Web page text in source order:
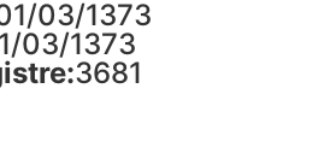
03/1373
03/1373
3681